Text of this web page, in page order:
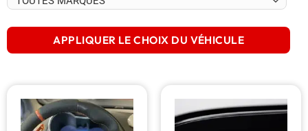
APPLIQUER LE CHOIX DU VÉHICULE